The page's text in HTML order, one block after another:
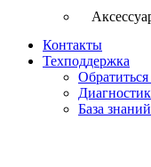
Контакты
Техподдержка
База знаний